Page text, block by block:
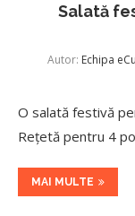
Salată
Autor: Echipa
O salată festivă
Rețetă pentru 4
MAI MULTE